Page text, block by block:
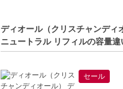
ディオール（クリスチャンディ
ニュートラル リフィルの容量
セール